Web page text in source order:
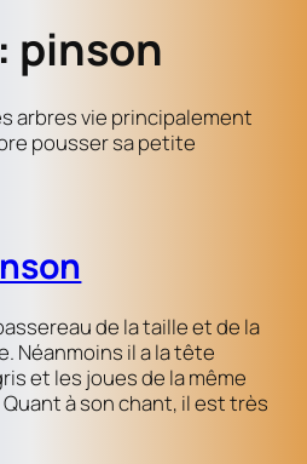
pinson
arbres vie principalement
pousser sa petite
de la taille et de la
Néanmoins il a la tête
et les joues de la même
à son chant, il est très